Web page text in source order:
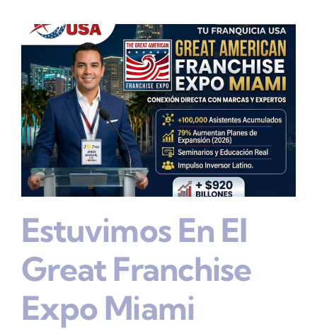
Estuvimos En El
Great Franchise
Expo Miami